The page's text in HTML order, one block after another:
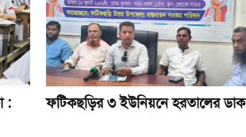
: ফটিকছড়ির ৩ ইউনিয়নে হরতালের ডাক